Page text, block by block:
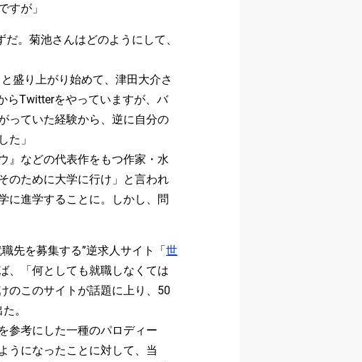
すが」
。菊池さんはどのようにして、
盛り上がり始めて、津田大介さ
らTwitterをやっていますが、バ
っていた経験から、逆に自分の
た」
』などの代表作をもつ作家・水
のために大学に行け」と言われ
に進学することに。しかし、問
先を募集する”逆求人サイト「世
、「何としても就職しなくては
のこのサイトが話題に上り、50
。
参考にした一種のパロディー
うになったことに対して、当